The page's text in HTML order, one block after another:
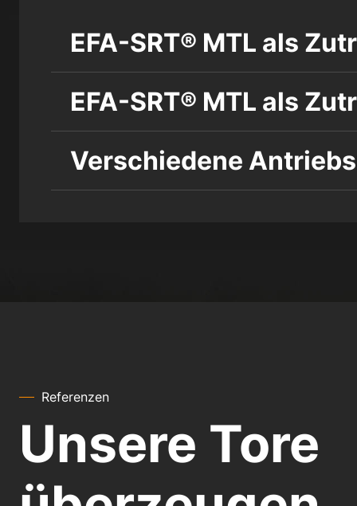
EFA-SRT® MTL als
EFA-SRT® MTL als
Verschiedene
Referenzen
Unsere Tore